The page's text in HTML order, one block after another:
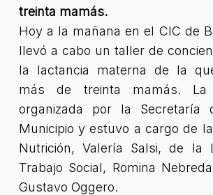
treinta mamás.
Hoy a la mañana en el CIC de
llevó a cabo un taller de
la lactancia materna de la
más de treinta mamás. La
organizada por la Secretaría
Municipio y estuvo a cargo de
Nutrición, Valería Salsi, de la
Trabajo Social, Romina
Gustavo Oggero.